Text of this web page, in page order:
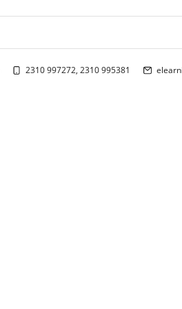
2310 997272, 2310 995381